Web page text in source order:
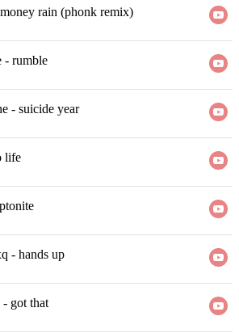
money rain (phonk remix)
- rumble
- suicide year
life
- hands up
- got that